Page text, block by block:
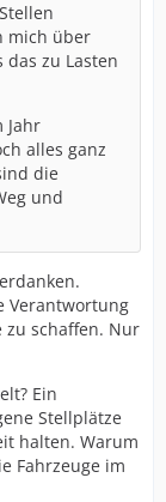
mich über
zu Lasten
Jahr
alles ganz
die
und
Verantwortung
schaffen. Nur
Ein
Stellplätze
halten. Warum
Fahrzeuge im